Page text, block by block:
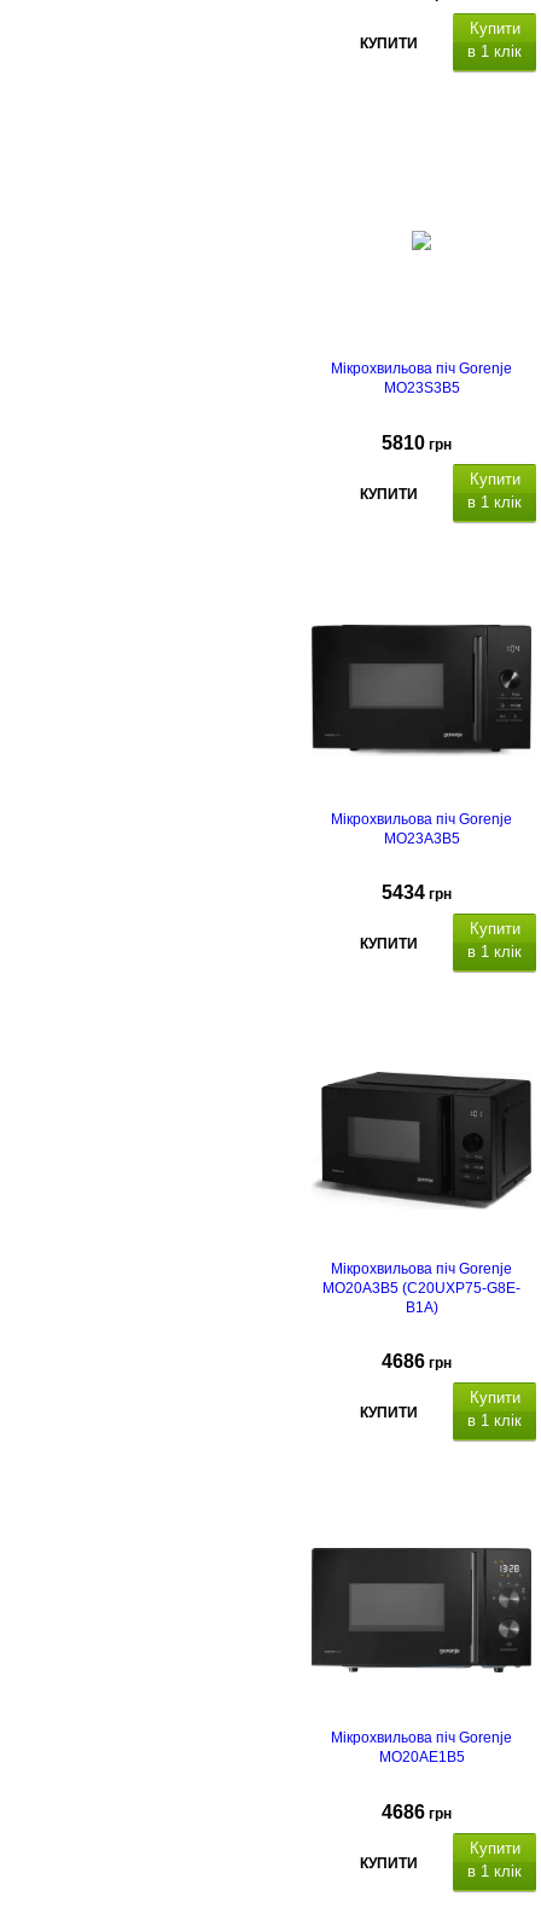
КУПИТИ
Купити
в 1 клік
Мікрохвильова піч Gorenje
MO23S3B5
5810 грн
КУПИТИ
Купити
в 1 клік
Мікрохвильова піч Gorenje
MO23A3B5
5434 грн
КУПИТИ
Купити
в 1 клік
Мікрохвильова піч Gorenje
MO20A3B5 (C20UXP75-G8E-
B1A)
4686 грн
КУПИТИ
Купити
в 1 клік
Мікрохвильова піч Gorenje
MO20AE1B5
4686 грн
КУПИТИ
Купити
в 1 клік